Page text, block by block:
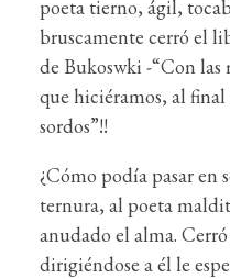
poeta tierno, ágil,
bruscamente cerró el
de Bukoswki -“Con
que hiciéramos, al final
sordos”!!
¿Cómo podía pasar en
ternura, al poeta
anudado el alma.
dirigiéndose a él le